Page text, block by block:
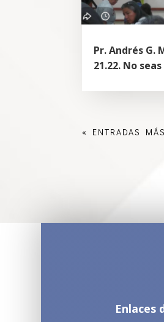
Pr. Andrés G.
21.22. No
« ENTRADAS
Enlaces